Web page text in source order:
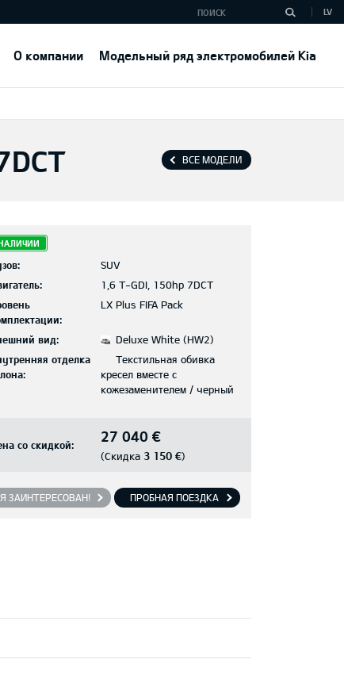
О компании Модельный ряд электромобилей Kia
LV
ВСЕ МОДЕЛИ
SUV
1,6 T-GDI, 150hp 7DCT
LX Plus FIFA Pack
вид:
Deluxe White (HW2)
отделка
Текстильная обивка
кресел вместе с
кожезаменителем / черный
со скидкой: 27 040 €
(Скидка 3 150 €)
Я ЗАИНТЕРЕСОВАН! ПРОБНАЯ ПОЕЗДКА